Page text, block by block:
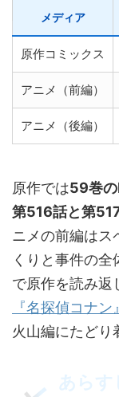
メディア
原作コミックス
アニメ（前編）
アニメ（後編）
原作では59巻
第516話と第
ニメの前編はス
くりと事件の
で原作を読み返
『名探偵コナ
火山編にたどり
あらす